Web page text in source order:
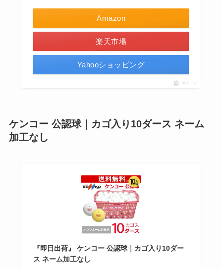
Amazon
楽天市場
Yahooショッピング
ポチップ
ケンコー 公認球｜カゴ入り10ダース ネーム
加工なし
『即日出荷』 ケンコー 公認球｜カゴ入り10ダー
ス ネーム加工なし